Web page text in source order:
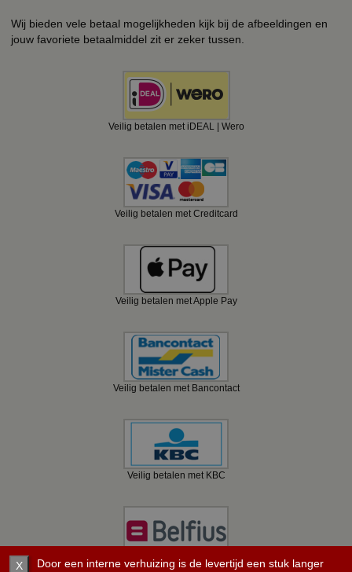
Wij bieden vele betaal mogelijkheden kijk bij de afbeeldingen en
jouw favoriete betaalmiddel zit er zeker tussen.
Veilig betalen met iDEAL | Wero
Veilig betalen met Creditcard
Veilig betalen met Apple Pay
Veilig betalen met Bancontact
Veilig betalen met KBC
Veilig betalen met Belfius
X Door een interne verhuizing is de levertijd een stuk langer